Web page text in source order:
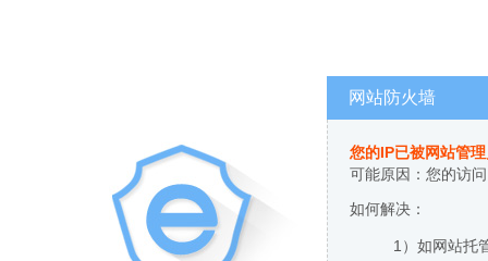
网站防火墙
您的IP已被网站管
可能原因：您的访
如何解决：
1）如网站托